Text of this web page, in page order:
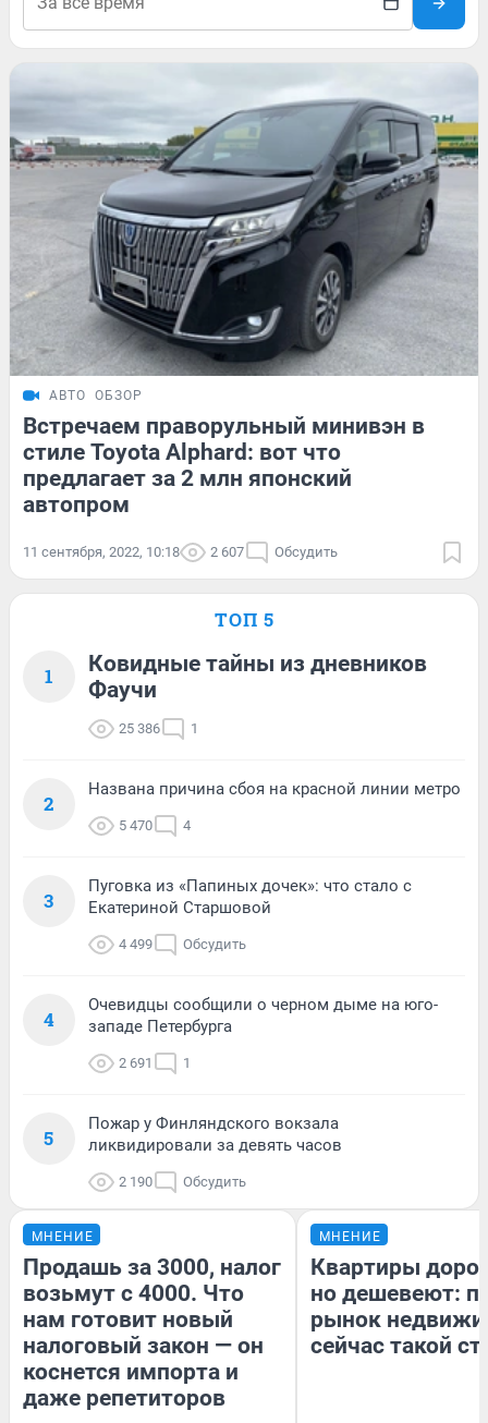
АВТО ОБЗОР
Встречаем праворульный минивэн в
стиле Toyota Alphard: вот что
предлагает за 2 млн японский
автопром
11 сентября, 2022, 10:18 2 607 Обсудить
ТОП 5
1
Ковидные тайны из дневников
Фаучи
25 386 1
2
Названа причина сбоя на красной линии метро
5 470 4
3
Пуговка из «Папиных дочек»: что стало с
Екатериной Старшовой
4 499 Обсудить
4
Очевидцы сообщили о черном дыме на юго-
западе Петербурга
2 691 1
5
Пожар у Финляндского вокзала
ликвидировали за девять часов
2 190 Обсудить
МНЕНИЕ
Продашь за 3000, налог
возьмут с 4000. Что
нам готовит новый
налоговый закон — он
коснется импорта и
даже репетиторов
МНЕНИЕ
Квартиры
но дешевеют:
рынок
сейчас такой